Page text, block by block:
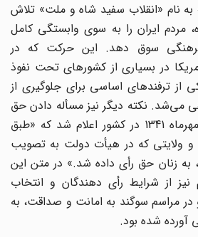
نام «انقلاب سفید شاه و ملت» تلاش
مردم ایران را به سوى وابستگی کامل
سوق دهد. این حرکت که در
سوى امریکا در بسیارى از کشورهاى تحت نفوذ
از ترفندهاى اساسى براى جلوگیرى از
مى‌شد. نکته دیگر نیز مسأله دادن حق
رأى به زنان بود. در 16 مهرماه 1341 در کشور اعلام شد که «طبق
و ولایتى که در هیأت دولت به تصویب
زنان حق رأى داده شد.» در متن این
از شرایط رأى دهندگان و انتخاب
مراسم سوگند به امانت و صداقت، به
شده بود.